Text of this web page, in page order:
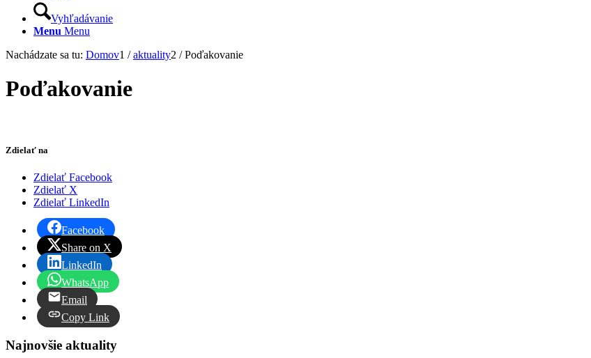
Vyhľadávanie
Menu Menu
Nachádzate sa tu: Domov1 / aktuality2 / Poďakovanie
Poďakovanie
Zdielať na
Zdielať Facebook
Zdielať X
Zdielať LinkedIn
Facebook
Share on X
LinkedIn
WhatsApp
Email
Copy Link
Najnovšie aktuality